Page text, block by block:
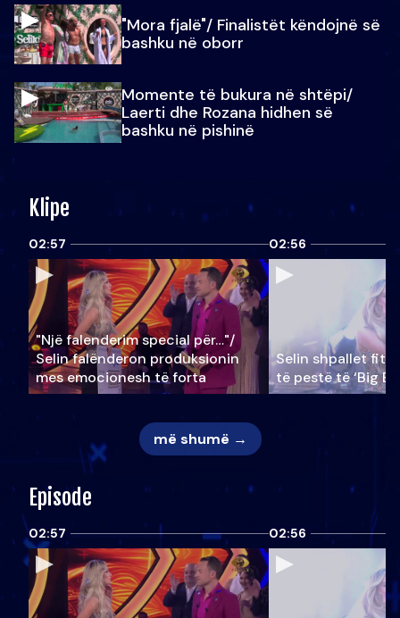
"Mora fjalë"/ Finalistët këndojnë së
bashku në oborr
Momente të bukura në shtëpi/
Laerti dhe Rozana hidhen së
bashku në pishinë
Klipe
02:57
"Një falenderim special për…"/
Selin falënderon produksionin
mes emocionesh të forta
02:56
Selin shpallet
të pestë të ‘Big
më shumë →
Episode
02:57 02:56